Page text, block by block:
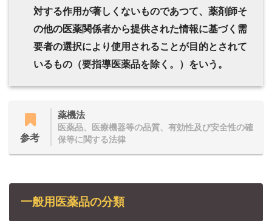
対する作用が著しくないものであつて、薬剤師そ
の他の医薬関係者から提供された情報に基づく需
要者の選択により使用されることが目的とされて
いるもの（要指導医薬品を除く。）をいう。
参考
薬機法
医薬品、医療機器等の品質、有効性及び安全性の確
保等に関する法律
一般用医薬品の分類